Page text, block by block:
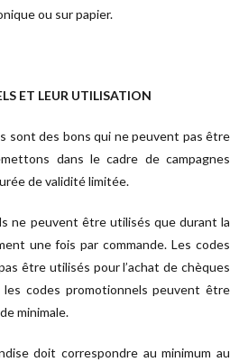
ou sur papier.
ET LEUR UTILISATION
sont des bons qui ne peuvent pas être
dans le cadre de campagnes
de validité limitée.
ne peuvent être utilisés que durant la
une fois par commande. Les codes
être utilisés pour l’achat de chèques
les codes promotionnels peuvent être
minimale.
doit correspondre au minimum au